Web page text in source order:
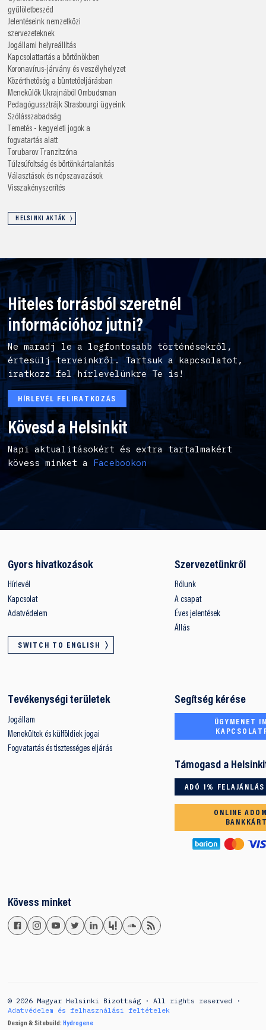
gyűlöletbeszéd
Jelentéseink nemzetközi
szervezeteknek
Jogállami helyreállítás
Kapcsolattartás a börtönökben
Koronavírus-járvány és veszélyhelyzet
Közérthetőség a büntetőeljárásban
Menekülők Ukrajnából Ombudsman
Pedagógussztrájk Strasbourgi ügyeink
Szólásszabadság
Temetés - kegyeleti jogok a
fogvatartás alatt
Torubarov
Tranzitzóna
Túlzsúfoltság és börtönkártalanítás
Választások és népszavazások
Visszakényszerítés
HELSINKI AKTÁK
Hiteles forrásból szeretnél
információhoz jutni?
Ne maradj le a legfontosabb történésekről,
értesülj terveinkről. Tartsuk a kapcsolatot,
iratkozz fel hírlevelünkre Te is!
HÍRLEVÉL FELIRATKOZÁS
Kövesd a Helsinkit
Napi aktualitásokért és extra tartalmakért
kövess minket a Facebookon
Gyors hivatkozások
Hírlevél
Kapcsolat
Adatvédelem
SWITCH TO ENGLISH
Szervezetünkről
Rólunk
A csapat
Éves jelentések
Állás
Tevékenységi területek
Jogállam
Menekültek és külföldiek jogai
Fogvatartás és tisztességes eljárás
Segítség kérése
ÜGYMENET
Támogasd a
ADÓ 1% FELAJÁNLÁS
ONLINE
Kövess minket
© 2026 Magyar Helsinki Bizottság · All rights reserved ·
Adatvédelem és felhasználási feltételek
Design & Sitebuild: Hydrogene